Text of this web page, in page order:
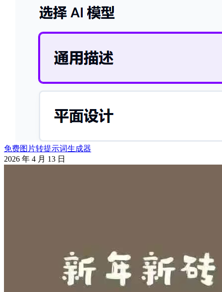
免费图片转提示词生成器
2026 年 4 月 13 日